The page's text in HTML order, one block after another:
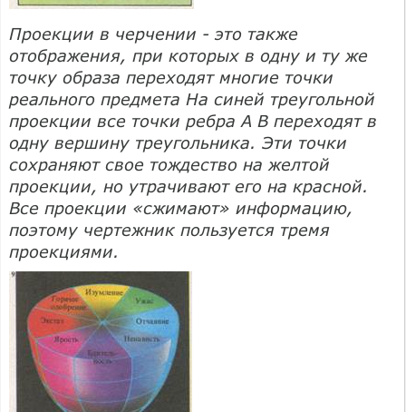
Проекции в черчении - это также
отображения, при которых в одну и ту же
точку образа переходят многие точки
реального предмета На синей треугольной
проекции все точки ребра А В переходят в
одну вершину треугольника. Эти точки
сохраняют свое тождество на желтой
проекции, но утрачивают его на красной.
Все проекции «сжимают» информацию,
поэтому чертежник пользуется тремя
проекциями.